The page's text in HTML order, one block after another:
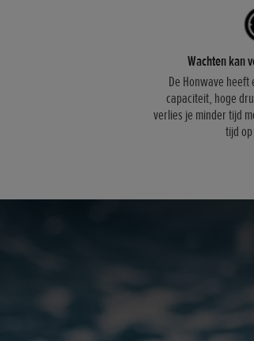
Wachten kan
De Honwave
capaciteit, hoge
verlies je minder tijd
tijd